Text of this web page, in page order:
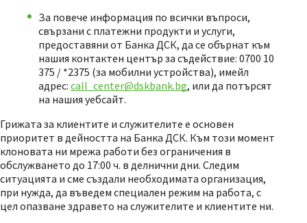
За повече информация по всички въпроси,
свързани с платежни продукти и услуги,
предоставяни от Банка ДСК, да се обърнат към
нашия контактен център за съдействие: 0700 10
375 / *2375 (за мобилни устройства), имейл
адрес: call_center@dskbank.bg, или да потърсят
на нашия уебсайт.
Грижата за клиентите и служителите е основен
приоритет в дейността на Банка ДСК. Към този момент
клоновата ни мрежа работи без ограничения в
обслужването до 17:00 ч. в делнични дни. Следим
ситуацията и сме създали необходимата организация,
при нужда, да въведем специален режим на работа, с
цел опазване здравето на служителите и клиентите ни.